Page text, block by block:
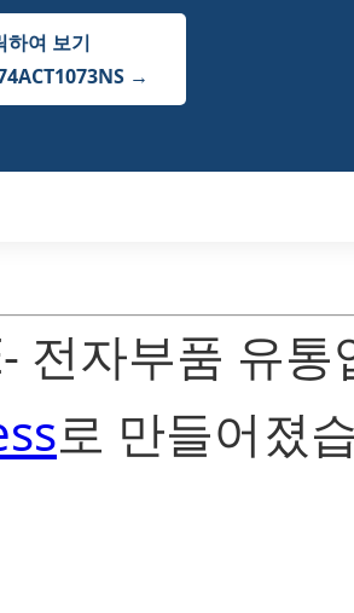
하여 보기
→
전자부품 유
로 만들어졌